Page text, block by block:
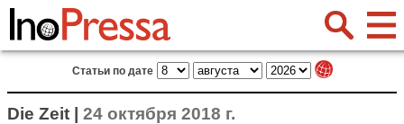
Статьи по дате
Die Zeit | 24 октября 2018 г.